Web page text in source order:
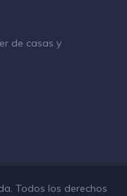
de casas y
Todos los derechos